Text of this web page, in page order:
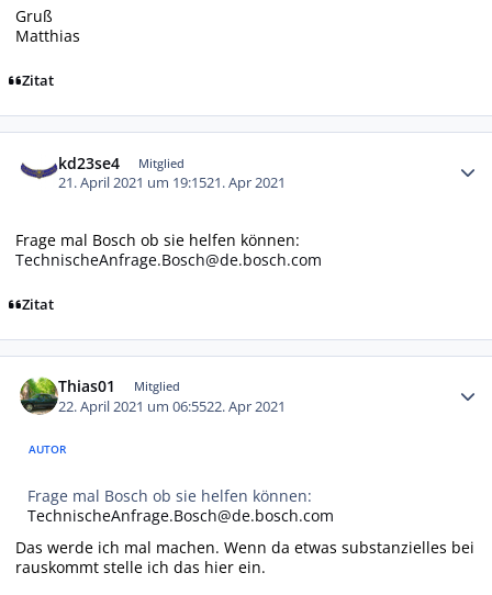
Gruß
Matthias
Zitat
kd23se4 Mitglied
21. April 2021 um 19:1521. Apr 2021
Frage mal Bosch ob sie helfen können:
TechnischeAnfrage.Bosch@de.bosch.com
Zitat
Thias01 Mitglied
22. April 2021 um 06:5522. Apr 2021
AUTOR
Frage mal Bosch ob sie helfen können:
TechnischeAnfrage.Bosch@de.bosch.com
Das werde ich mal machen. Wenn da etwas substanzielles bei
rauskommt stelle ich das hier ein.